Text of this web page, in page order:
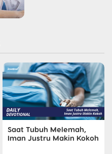
Saat Tubuh Melemah,
Iman Justru Makin Kokoh